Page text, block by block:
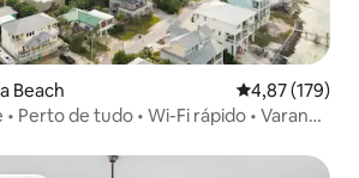
Beach Classificação
4,87 (179)
• Perto de tudo • Wi-Fi rápido • Varanda